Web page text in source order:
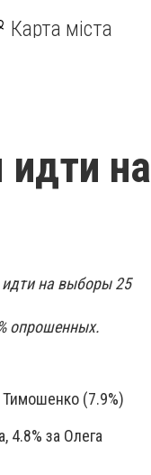
Карта міста
идти на
идти на выборы 25
опрошенных.
(7.9%)
4.8% за Олега